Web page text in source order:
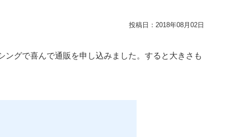
投稿日： 2018年08月02日
グで喜んで通販を申し込みました。すると大きさも